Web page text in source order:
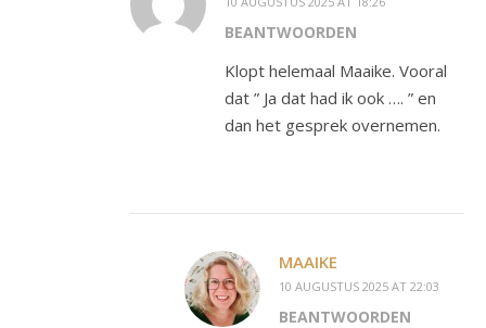
BEANTWOORDEN
Klopt helemaal Maaike. Vooral
dat ” Ja dat had ik ook …. ” en
dan het gesprek overnemen.
MAAIKE
10 AUGUSTUS 2025 AT 22:03
BEANTWOORDEN